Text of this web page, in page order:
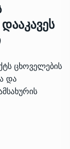
ცხოველების
და